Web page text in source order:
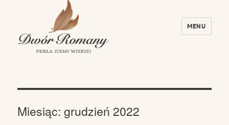
MENU
Miesiąc:grudzień 2022